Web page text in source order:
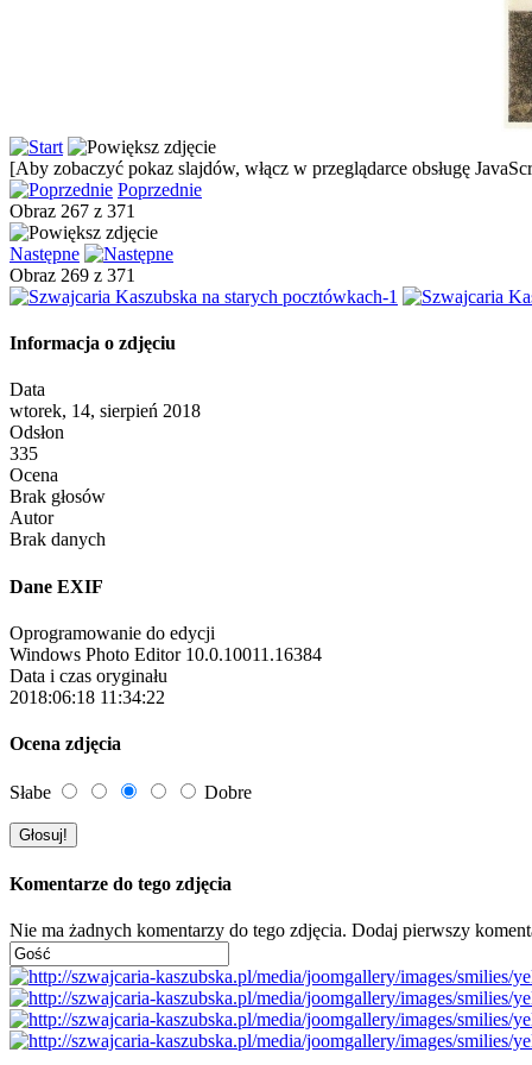
[Aby zobaczyć pokaz slajdów, włącz w przeglądarce obsługę
Poprzednie
Obraz 267 z 371
Następne
Obraz 269 z 371
Informacja o zdjęciu
Data
wtorek, 14, sierpień 2018
Odsłon
335
Ocena
Brak głosów
Autor
Brak danych
Dane EXIF
Oprogramowanie do edycji
Windows Photo Editor 10.0.10011.16384
Data i czas oryginału
2018:06:18 11:34:22
Ocena zdjęcia
Słabe Dobre
Komentarze do tego zdjęcia
Nie ma żadnych komentarzy do tego zdjęcia. Dodaj pierwszy